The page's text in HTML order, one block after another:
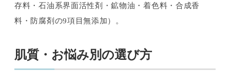
存料・石油系界面活性剤・鉱物油・着色料・合成香
料・防腐剤の9項目無添加）。
肌質・お悩み別の選び方